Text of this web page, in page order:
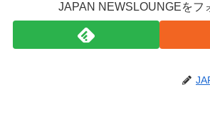
JAPAN NEWSLOUNGEをフ